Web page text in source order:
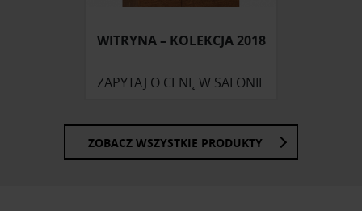
WITRYNA – KOLEKCJA 2018
ZAPYTAJ O CENĘ W SALONIE
ZOBACZ WSZYSTKIE PRODUKTY